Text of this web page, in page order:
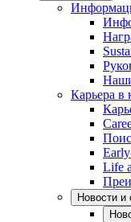
Карьера в
Life
Новости и